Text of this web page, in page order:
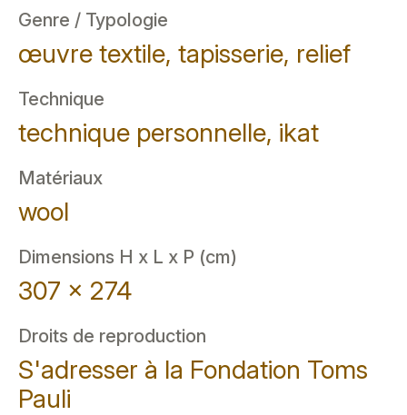
Genre / Typologie
œuvre textile, tapisserie, relief
Technique
technique personnelle, ikat
Matériaux
wool
Dimensions H x L x P (cm)
307 x 274
Droits de reproduction
S'adresser à la Fondation Toms
Pauli